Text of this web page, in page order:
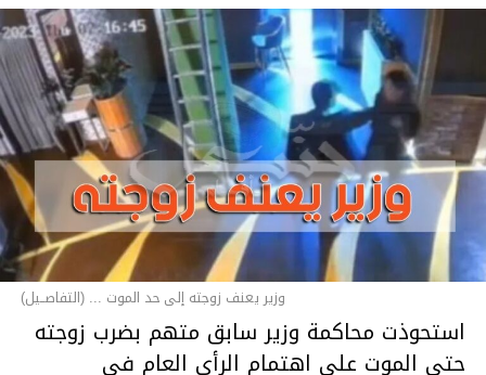
وزير يعنف زوجته إلى حد الموت ... (التفاصــيل)
استحوذت محاكمة وزير سابق متهم بضرب زوجته
حتى الموت على اهتمام الرأي العام في